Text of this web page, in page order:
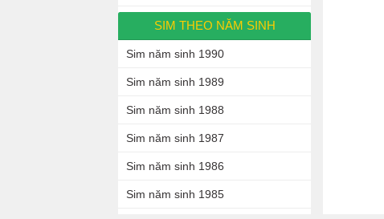
SIM THEO NĂM SINH
Sim năm sinh 1990
Sim năm sinh 1989
Sim năm sinh 1988
Sim năm sinh 1987
Sim năm sinh 1986
Sim năm sinh 1985